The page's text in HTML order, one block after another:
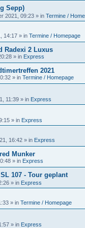
Sepp)
2021, 09:23 » in Termine /
14:17 » in Termine / Homepage
Radexi 2 Luxus
» in Express
2021
» in Termine / Homepage
11:39 » in Express
» in Express
16:42 » in Express
Munker
» in Express
107 - Tour geplant
» in Express
» in Termine / Homepage
» in Express